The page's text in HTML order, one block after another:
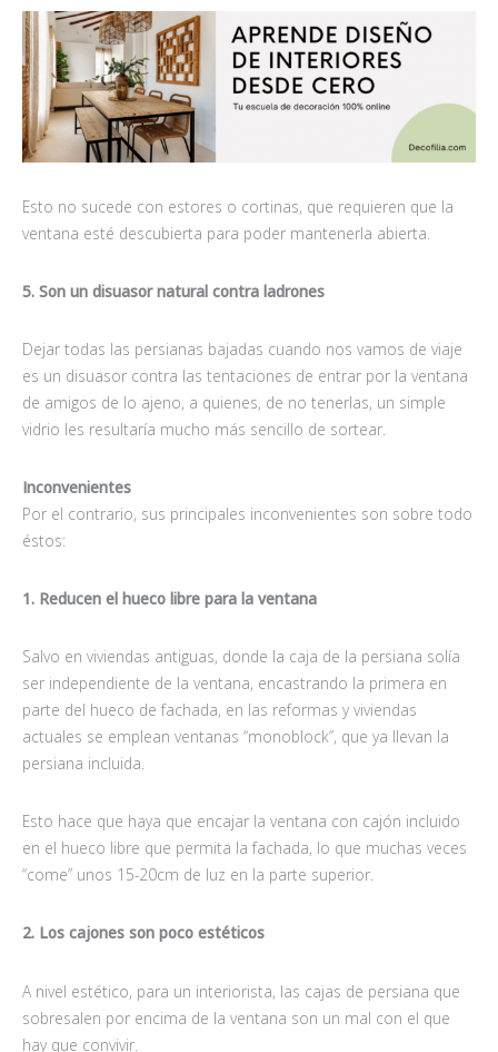
Esto no sucede con estores o cortinas, que requieren que la
ventana esté descubierta para poder mantenerla abierta.
5. Son un disuasor natural contra ladrones
Dejar todas las persianas bajadas cuando nos vamos de viaje
es un disuasor contra las tentaciones de entrar por la ventana
de amigos de lo ajeno, a quienes, de no tenerlas, un simple
vidrio les resultaría mucho más sencillo de sortear.
Inconvenientes
Por el contrario, sus principales inconvenientes son sobre todo
éstos:
1. Reducen el hueco libre para la ventana
Salvo en viviendas antiguas, donde la caja de la persiana solía
ser independiente de la ventana, encastrando la primera en
parte del hueco de fachada, en las reformas y viviendas
actuales se emplean ventanas “monoblock”, que ya llevan la
persiana incluida.
Esto hace que haya que encajar la ventana con cajón incluido
en el hueco libre que permita la fachada, lo que muchas veces
“come” unos 15-20cm de luz en la parte superior.
2. Los cajones son poco estéticos
A nivel estético, para un interiorista, las cajas de persiana que
sobresalen por encima de la ventana son un mal con el que
hay que convivir.